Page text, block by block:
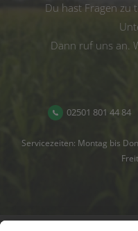
Du hast Fragen zu
Dann ruf uns an.
02501 801 44 84
Servicezeiten: Montag bis